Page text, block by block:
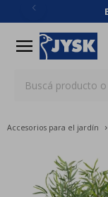
menu
Accesorios para el jardín
close